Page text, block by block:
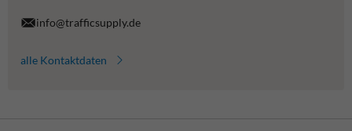
info@trafficsupply.de
alle Kontaktdaten